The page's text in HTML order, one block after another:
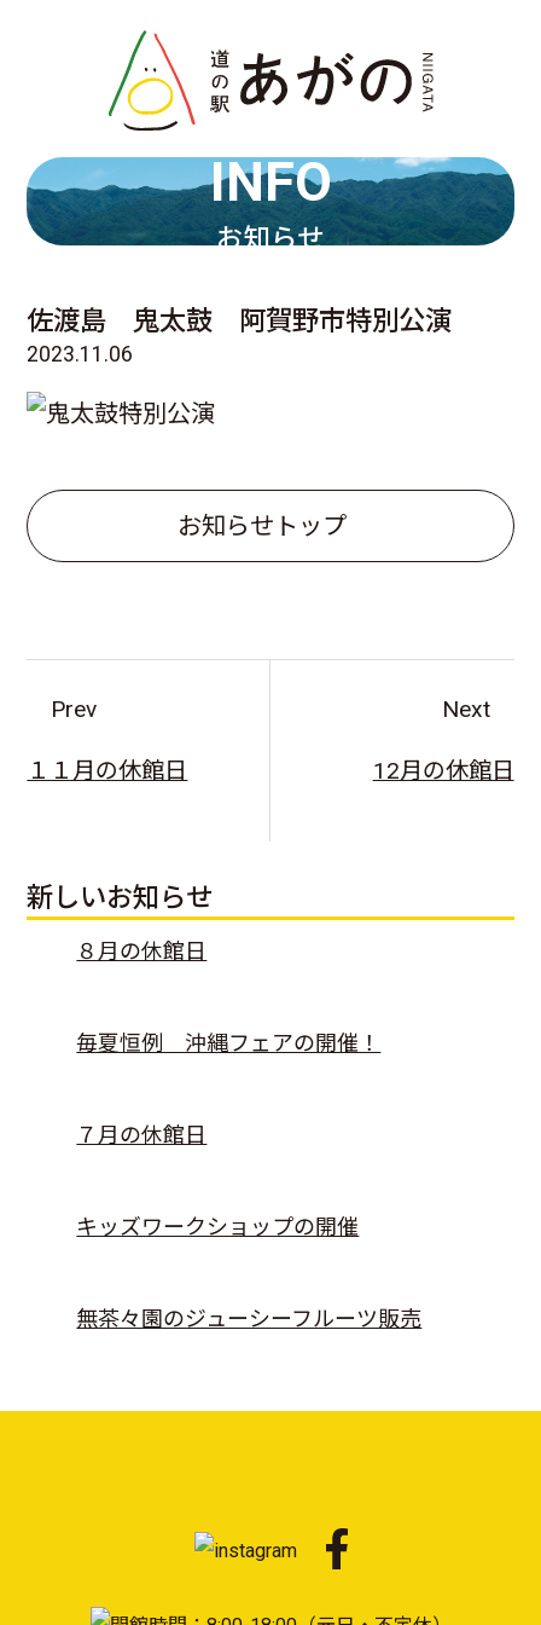
INFO
お知らせ
佐渡島 鬼太鼓 阿賀野市特別公演
2023.11.06
お知らせトップ
Prev
１１月の休館日
Next
12月の休館日
新しいお知らせ
８月の休館日
毎夏恒例 沖縄フェアの開催！
７月の休館日
キッズワークショップの開催
無茶々園のジューシーフルーツ販売